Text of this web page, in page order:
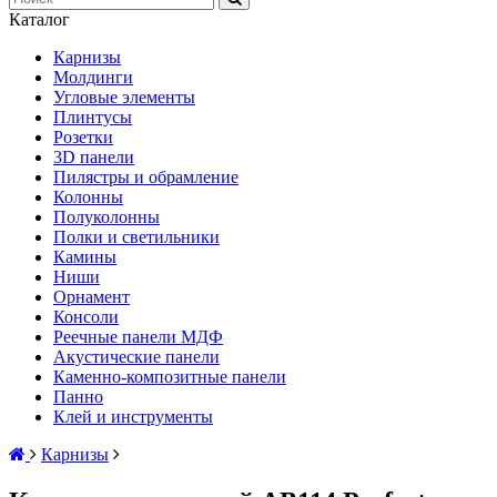
Каталог
Карнизы
Молдинги
Угловые элементы
Плинтусы
Розетки
3D панели
Пилястры и обрамление
Колонны
Полуколонны
Полки и светильники
Камины
Ниши
Орнамент
Консоли
Реечные панели МДФ
Акустические панели
Каменно-композитные панели
Панно
Клей и инструменты
Карнизы